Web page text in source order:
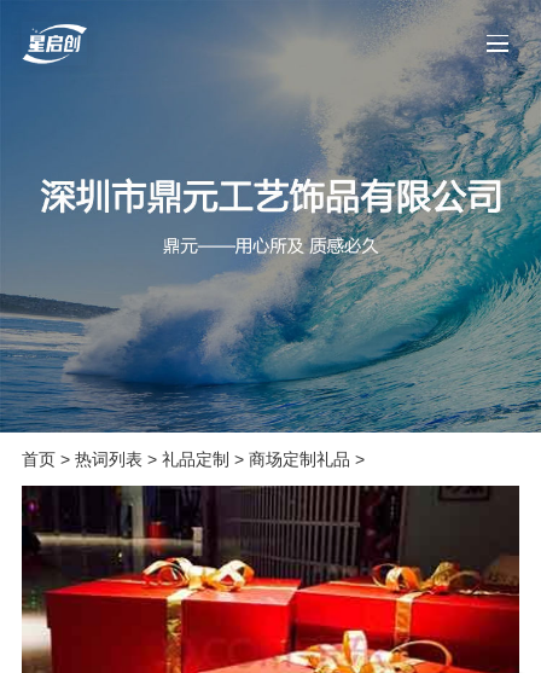
首页> 热词列表 > 礼品定制 > 商场定制礼品 >